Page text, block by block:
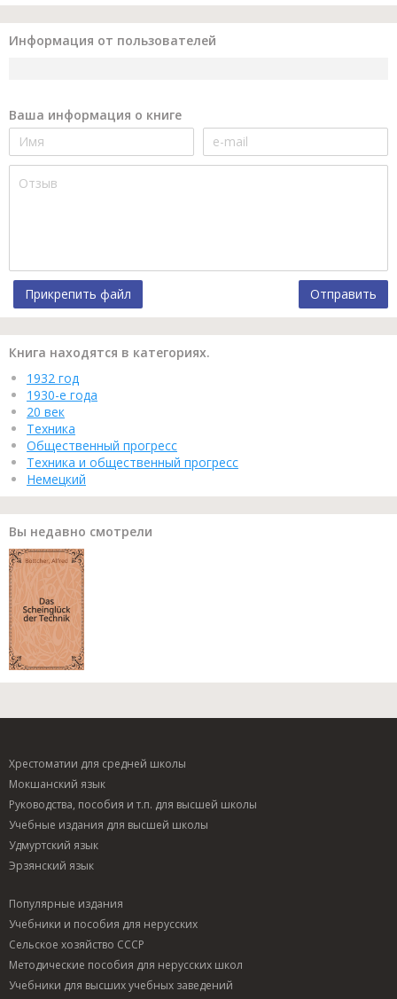
Информация от пользователей
Ваша информация о книге
Прикрепить файл Отправить
Книга находятся в категориях.
1932 год
1930-е года
20 век
Техника
Общественный прогресс
Техника и общественный прогресс
Немецкий
Вы недавно смотрели
Хрестоматии для средней школы
Мокшанский язык
Руководства, пособия и т.п. для высшей школы
Учебные издания для высшей школы
Удмуртский язык
Эрзянский язык
Популярные издания
Учебники и пособия для нерусских
Сельское хозяйство СССР
Методические пособия для нерусских школ
Учебники для высших учебных заведений